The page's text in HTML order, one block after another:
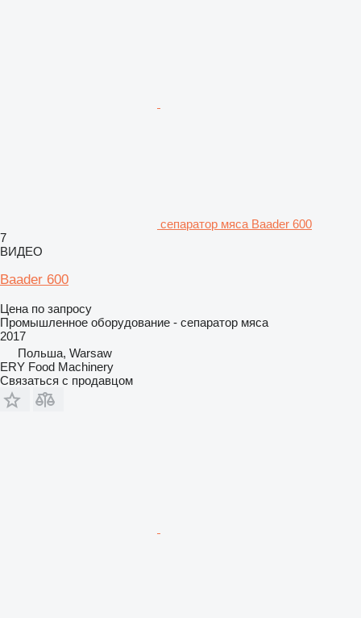
сепаратор мяса Baader 600
7
ВИДЕО
Baader 600
Цена по запросу
Промышленное оборудование - сепаратор мяса
2017
Польша, Warsaw
ERY Food Machinery
Связаться с продавцом